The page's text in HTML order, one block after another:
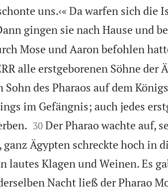
uns.‹« Da warfen sich die
gingen sie nach Hause und
Mose und Aaron befohlen
alle erstgeborenen Söhne der
des Pharaos auf dem
im Gefängnis; auch jedes

30 Der Pharao wachte auf,
Ägypten schreckte hoch in
lautes Klagen und Weinen. Es
Nacht ließ der Pharao